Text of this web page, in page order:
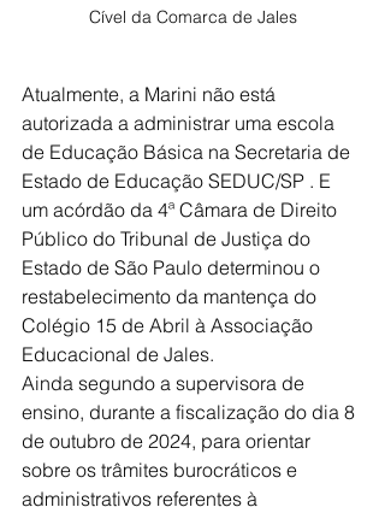
Cível da Comarca de Jales
Atualmente, a Marini não está
autorizada a administrar uma escola
de Educação Básica na Secretaria de
Estado de Educação SEDUC/SP . E
um acórdão da 4ª Câmara de Direito
Público do Tribunal de Justiça do
Estado de São Paulo determinou o
restabelecimento da mantença do
Colégio 15 de Abril à Associação
Educacional de Jales.
Ainda segundo a supervisora de
ensino, durante a fiscalização do dia 8
de outubro de 2024, para orientar
sobre os trâmites burocráticos e
administrativos referentes à